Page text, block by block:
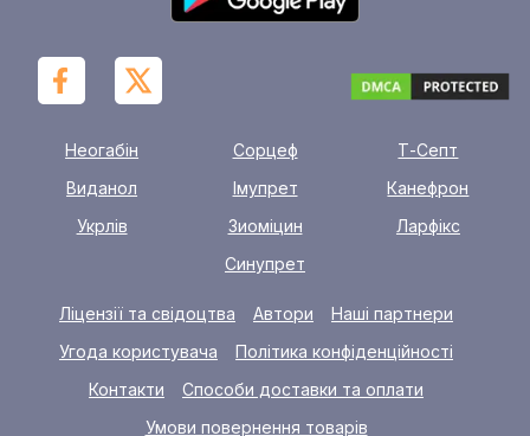
Неогабін Сорцеф
Т-Септ
Виданол
Імупрет
Канефрон
Укрлів
Зиоміцин
Ларфікс
Синупрет
Ліцензії та свідоцтва Автори
Наші партнери
Угода користувача
Політика конфіденційності
Контакти
Способи доставки та оплати
Умови повернення товарів